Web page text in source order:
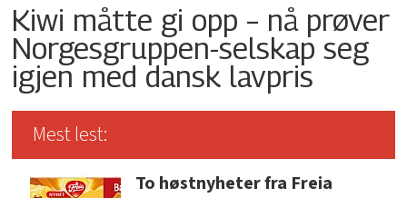
Kiwi måtte gi opp – nå prøver
Norgesgruppen-selskap seg
igjen med dansk lavpris
Mest lest:
To høstnyheter fra Freia